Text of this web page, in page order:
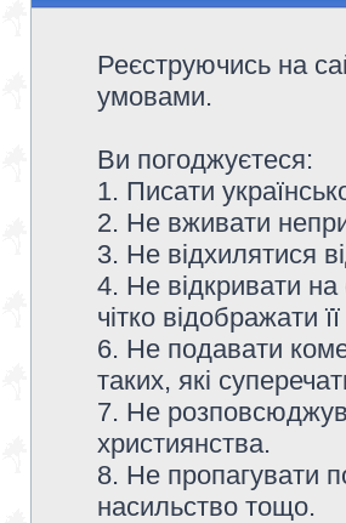
Реєструючись на
умовами.
Ви погоджуєтеся:
1. Писати
2. Не вживати
3. Не відхилятися
4. Не відкривати
чітко відображати
6. Не подавати
таких, які
7. Не
християнства.
8. Не пропагувати
насильство тощо.